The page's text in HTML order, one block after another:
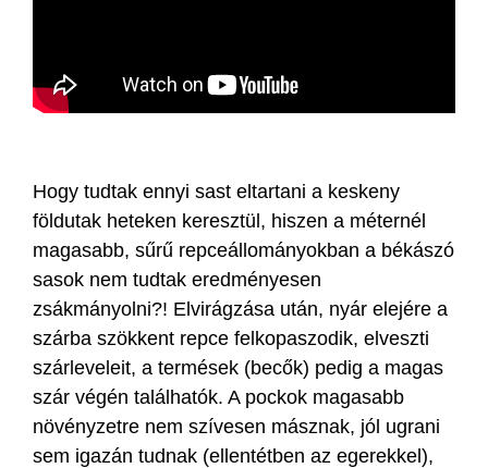
Hogy tudtak ennyi sast eltartani a keskeny
földutak heteken keresztül, hiszen a méternél
magasabb, sűrű repceállományokban a békászó
sasok nem tudtak eredményesen
zsákmányolni?! Elvirágzása után, nyár elejére a
szárba szökkent repce felkopaszodik, elveszti
szárleveleit, a termések (becők) pedig a magas
szár végén találhatók. A pockok magasabb
növényzetre nem szívesen másznak, jól ugrani
sem igazán tudnak (ellentétben az egerekkel),